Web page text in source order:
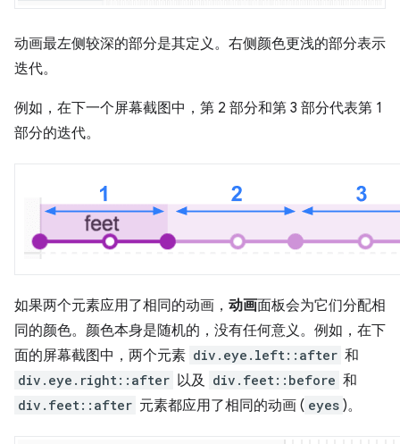
动画最左侧较深的部分是其定义。右侧颜色更浅的部分表示
迭代。
例如，在下一个屏幕截图中，第 2 部分和第 3 部分代表第 1
部分的迭代。
如果两个元素应用了相同的动画， 动画面板会为它们分配相
同的颜色。颜色本身是随机的，没有任何意义。例如，在下
面的屏幕截图中，两个元素 div.eye.left::after 和
div.eye.right::after 以及 div.feet::before 和
div.feet::after 元素都应用了相同的动画 ( eyes )。